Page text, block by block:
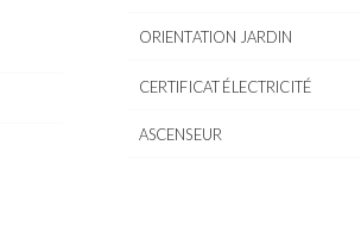
ORIENTATION JARDIN
CERTIFICAT ÉLECTRICITÉ
ASCENSEUR